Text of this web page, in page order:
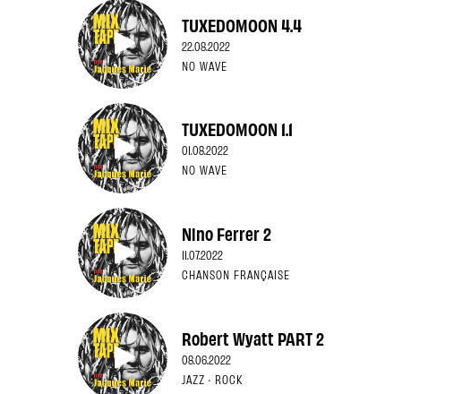
TUXEDOMOON 4.4
22.08.2022
NO WAVE
TUXEDOMOON 1.1
01.08.2022
NO WAVE
Nino Ferrer 2
11.07.2022
CHANSON FRANÇAISE
Robert Wyatt PART 2
08.06.2022
JAZZ · ROCK